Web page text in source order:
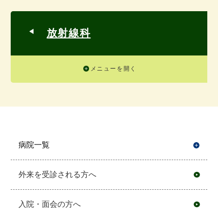
放射線科
メニューを開く
病院一覧
外来を受診される方へ
入院・面会の方へ